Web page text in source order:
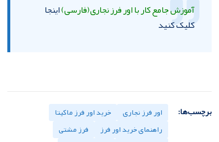
آموزش جامع کار با اور فرز نجاری(فارسی)اینجا
کلیک کنید
برچسب‌ها: اور فرز نجاری
خرید اور فرز ماکیتا
راهنمای خرید اور فرز
فرز مشتی